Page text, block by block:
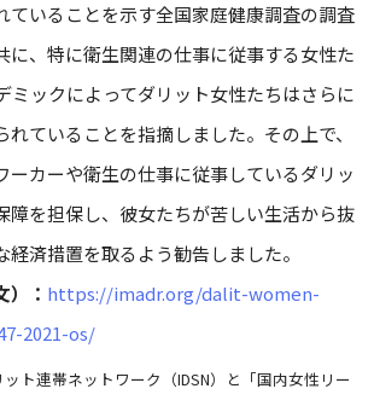
ていることを示す全国家庭健康調査の調査
に、特に衛生関連の仕事に従事する女性た
ミックによってダリット女性たちはさらに
ていることを指摘しました。その上で、
ーカーや衛生の仕事に従事しているダリッ
障を担保し、彼女たちが苦しい生活から抜
済措置を取るよう勧告しました。
）： https://imadr.org/dalit-women-
2021-os/
ト連帯ネットワーク（IDSN）と「国内女性リー